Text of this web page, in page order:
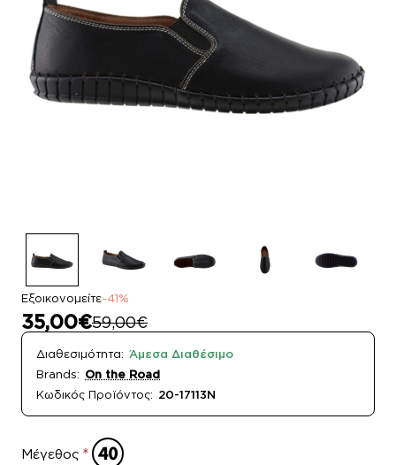
Εξοικονομείτε-41%
35,00€59,00€
Διαθεσιμότητα: Άμεσα Διαθέσιμο
Brands: On the Road
Κωδικός Προϊόντος: 20-17113N
Μέγεθος